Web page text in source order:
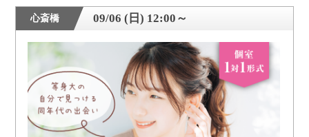
心斎橋 09/06 (日) 12:00～